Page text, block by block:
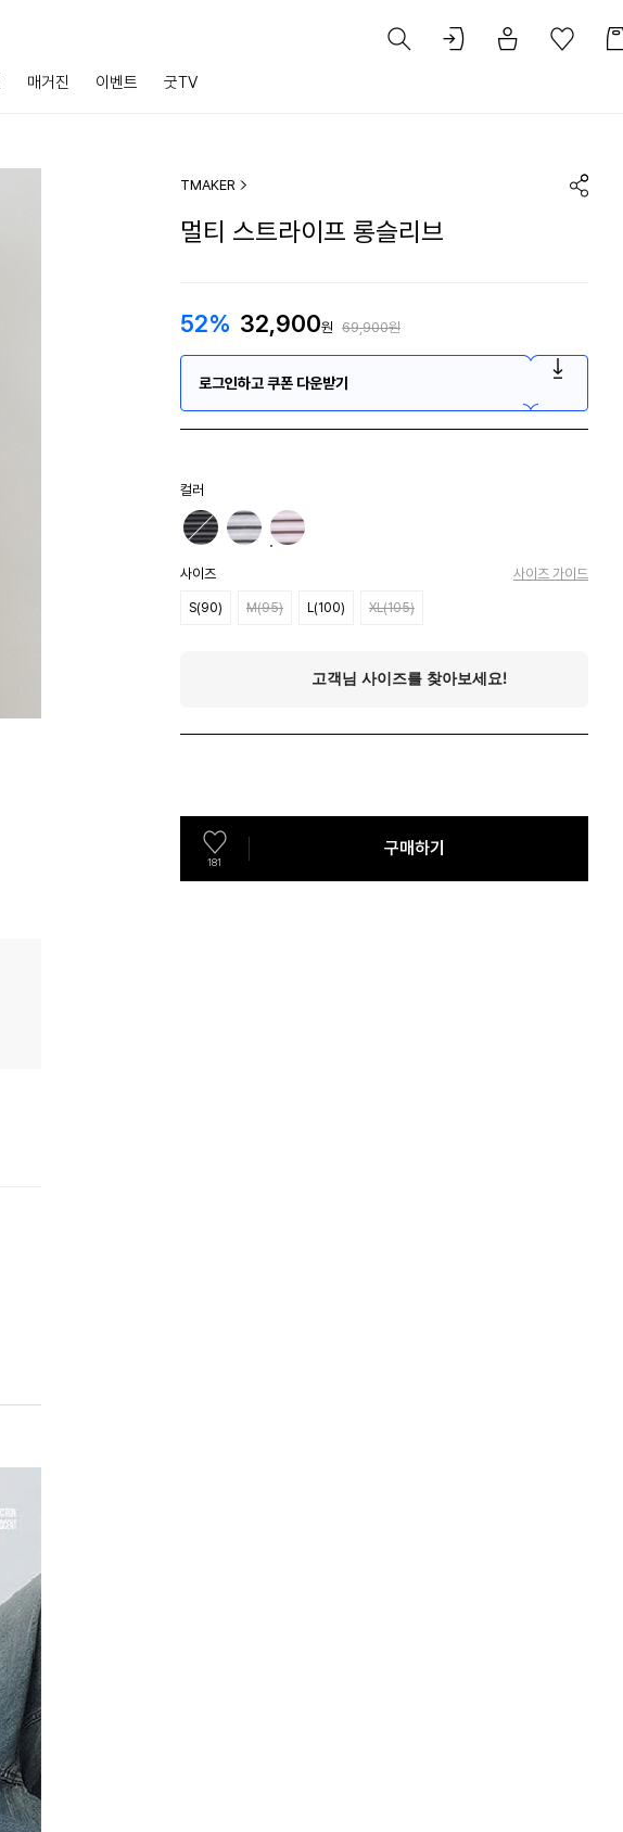
매거진 이벤트 굿TV
TMAKER
멀티 스트라이프 롱슬리브
52% 32,900원 69,900원
로그인하고 쿠폰 다운받기
컬러
사이즈 사이즈 가이드
S(90) M(95) L(100) XL(105)
181
구매하기